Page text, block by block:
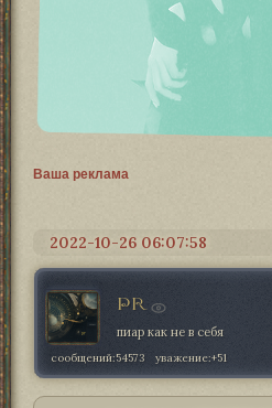
Ваша реклама
2022-10-26 06:07:58
PR
пиар как не в себя
сообщений:54573 уважение:+51